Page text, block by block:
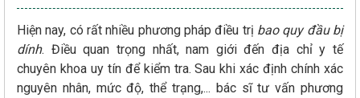
Hiện nay, có rất nhiều phương pháp điều trị bao quy đầu bị
dính. Điều quan trọng nhất, nam giới đến địa chỉ y tế
chuyên khoa uy tín để kiểm tra. Sau khi xác định chính xác
nguyên nhân, mức độ, thể trạng,... bác sĩ tư vấn phương